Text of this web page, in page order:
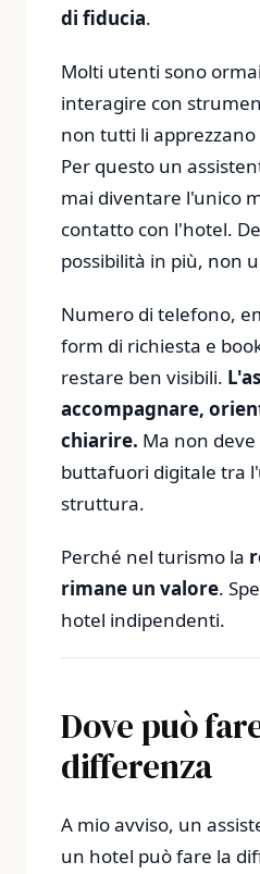
di fiducia.
Molti utenti sono
interagire con
non tutti li apprezzano
Per questo un
mai diventare l'unico
contatto con l'hotel.
possibilità in più, non
Numero di telefono,
form di richiesta e
restare ben visibili.
accompagnare,
chiarire. Ma non
buttafuori digitale tra
struttura.
Perché nel turismo la
rimane un valore.
hotel indipendenti.
Dove può
differenza
A mio avviso, un
un hotel può fare la